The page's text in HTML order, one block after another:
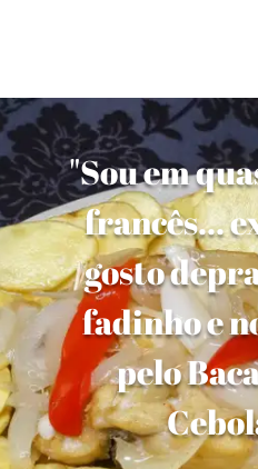
"Sou em
francês...
gosto
fadinho e
pelo